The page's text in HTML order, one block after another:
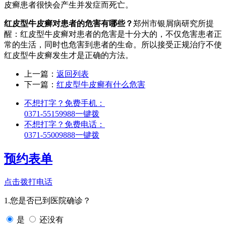
皮癣患者很快会产生并发症而死亡。
红皮型牛皮癣对患者的危害有哪些？郑州市银屑病研究所提
醒：红皮型牛皮癣对患者的危害是十分大的，不仅危害患者正
常的生活，同时也危害到患者的生命。所以接受正规治疗不使
红皮型牛皮癣发生才是正确的方法。
上一篇： 返回列表
下一篇： 红皮型牛皮癣有什么危害
不想打字？免费手机：
0371-55159988一键拨
不想打字？免费电话：
0371-55009888一键拨
预约表单
点击拨打电话
1.您是否已到医院确诊？
是 还没有